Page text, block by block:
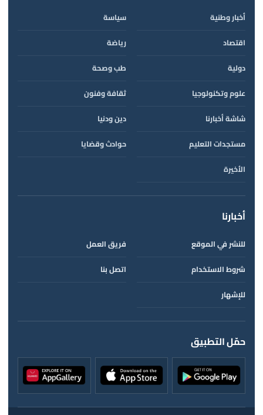
أخبار وطنية
سياسة
اقتصاد
رياضة
دولية
طب وصحة
علوم وتكنولوجيا
ثقافة وفنون
شاشة أخبارنا
دين ودنيا
مستجدات التعليم
حوادث وقضايا
الأخيرة
أخبارنا
للنشر في الموقع
فريق العمل
شروط الاستخدام
اتصل بنا
للإشهار
حمّل التطبيق